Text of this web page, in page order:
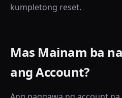
kumpletong reset.
Mas Mainam ba
ang Account?